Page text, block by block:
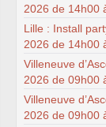
2026 de 14h00
Lille : Install
2026 de 14h00
Villeneuve
2026 de 09h00
Villeneuve
2026 de 09h00